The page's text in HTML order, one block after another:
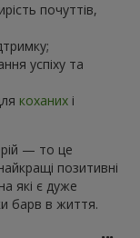
почуттів,
успіху та
коханих і
— то це
позитивні
які є дуже
барв в життя.